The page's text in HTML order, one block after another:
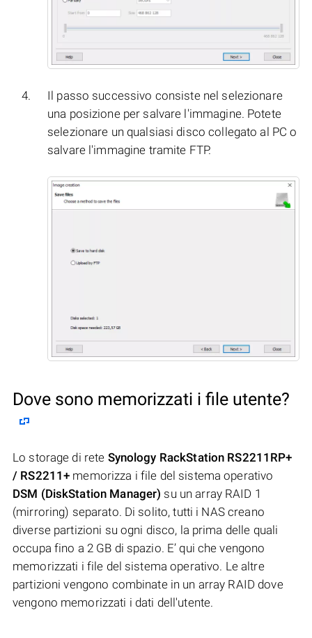
Il passo successivo consiste nel selezionare
una posizione per salvare l'immagine. Potete
selezionare un qualsiasi disco collegato al PC o
salvare l'immagine tramite FTP.
Dove sono memorizzati i file utente?
Lo storage di rete Synology RackStation RS2211RP+
/ RS2211+ memorizza i file del sistema operativo
DSM (DiskStation Manager) su un array RAID 1
(mirroring) separato. Di solito, tutti i NAS creano
diverse partizioni su ogni disco, la prima delle quali
occupa fino a 2 GB di spazio. E’ qui che vengono
memorizzati i file del sistema operativo. Le altre
partizioni vengono combinate in un array RAID dove
vengono memorizzati i dati dell'utente.